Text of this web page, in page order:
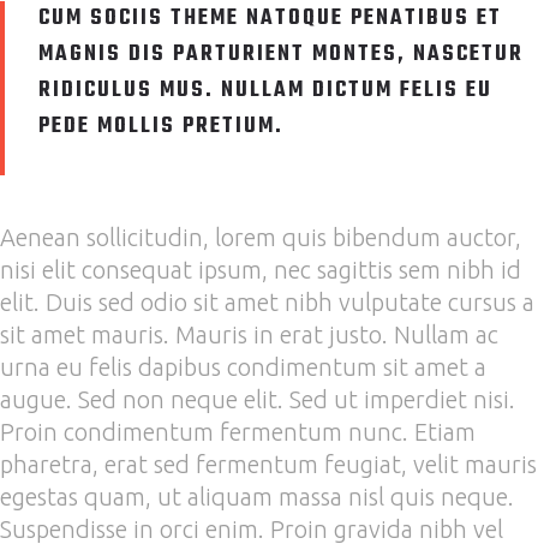
CUM SOCIIS THEME NATOQUE PENATIBUS ET
MAGNIS DIS PARTURIENT MONTES, NASCETUR
RIDICULUS MUS. NULLAM DICTUM FELIS EU
PEDE MOLLIS PRETIUM.
Aenean sollicitudin, lorem quis bibendum auctor,
nisi elit consequat ipsum, nec sagittis sem nibh id
elit. Duis sed odio sit amet nibh vulputate cursus a
sit amet mauris. Mauris in erat justo. Nullam ac
urna eu felis dapibus condimentum sit amet a
augue. Sed non neque elit. Sed ut imperdiet nisi.
Proin condimentum fermentum nunc. Etiam
pharetra, erat sed fermentum feugiat, velit mauris
egestas quam, ut aliquam massa nisl quis neque.
Suspendisse in orci enim. Proin gravida nibh vel